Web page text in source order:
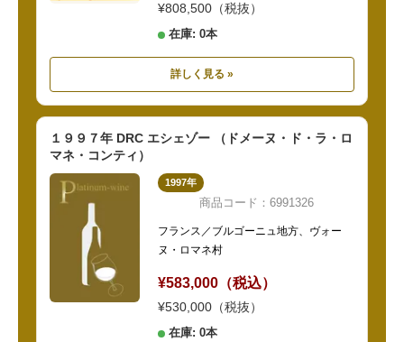
¥808,500（税抜）
在庫: 0本
詳しく見る »
１９９７年 DRC エシェゾー （ドメーヌ・ド・ラ・ロ
マネ・コンティ）
1997年
商品コード：6991326
フランス／ブルゴーニュ地方、ヴォー
ヌ・ロマネ村
¥583,000（税込）
¥530,000（税抜）
在庫: 0本